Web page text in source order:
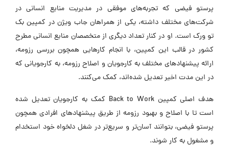
پرستو فیضی که تجربه‌های موفقی در مدیریت منابع انسانی در
شرکت‌های مختلف داشته، یکی از همراهان جاب ویژن در کمپین بک
تو ورک است. او در کنار تعداد دیگری از متخصصان منابع انسانی مطرح
کشور در قالب این کمپین، با انجام کارهایی همچون بررسی رزومه،
ارائه پیشنهادهای مختلف به کارجویان و اصلاح رزومه، به کارجویانی که
در این مدت اخیر تعدیل شده‌اند، کمک می‌کنند.
هدف اصلی کمپین Back to Work کمک به کارجویان تعدیل شده
است تا با اصلاح و بهبود رزومه از طریق پیشنهادهای افرادی همچون
پرستو فیضی، بتوانند آسان‌تر و سریع‌تر در شغل دلخواه خود استخدام
و مشغول به کار شوند.